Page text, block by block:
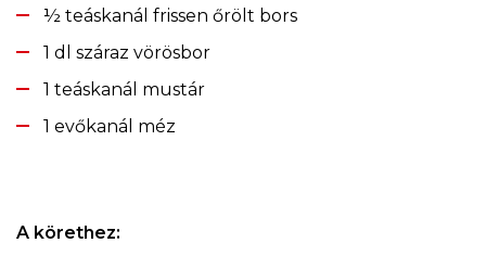
½ teáskanál frissen őrölt bors
1 dl száraz vörösbor
1 teáskanál mustár
1 evőkanál méz
A körethez: